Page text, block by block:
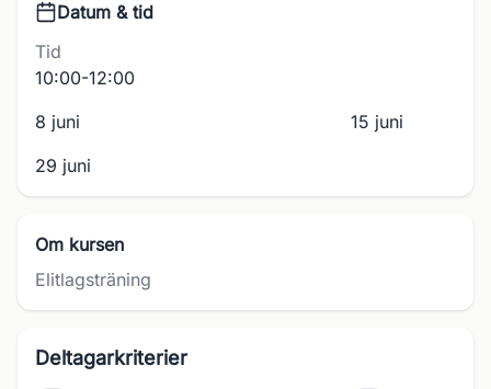
Datum & tid
Tid
10:00-12:00
8 juni
15 juni
29 juni
Om kursen
Elitlagsträning
Deltagarkriterier